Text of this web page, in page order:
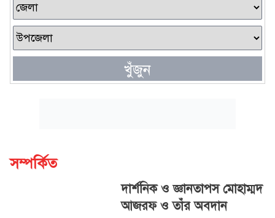
খুঁজুন
সম্পর্কিত
দার্শনিক ও জ্ঞানতাপস মোহাম্মদ
আজরফ ও তাঁর অবদান